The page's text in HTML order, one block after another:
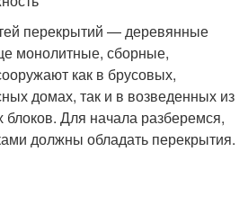
перекрытий — деревянные
монолитные, сборные,
как в брусовых,
домах, так и в возведенных из
блоков. Для начала разберемся,
должны обладать перекрытия.